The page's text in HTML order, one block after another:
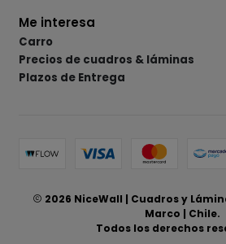
Me interesa
Carro
Precios de cuadros & láminas
Plazos de Entrega
2026 NiceWall | Cuadros y
Marco | Chile.
Todos los derechos